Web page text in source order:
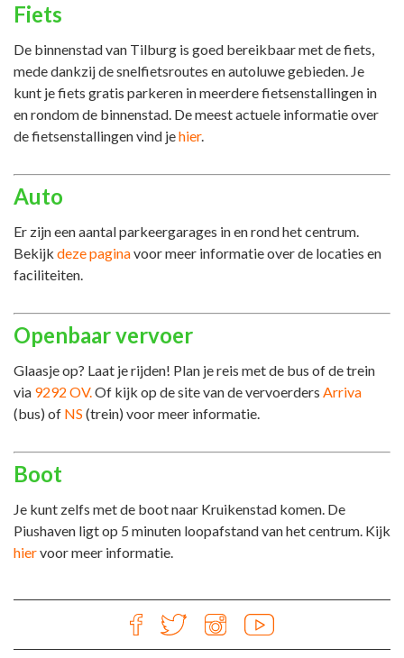
Fiets
De binnenstad van Tilburg is goed bereikbaar met de fiets,
mede dankzij de snelfietsroutes en autoluwe gebieden. Je
kunt je fiets gratis parkeren in meerdere fietsenstallingen in
en rondom de binnenstad. De meest actuele informatie over
de fietsenstallingen vind jehier.
Auto
Er zijn een aantal parkeergarages in en rond het centrum.
Bekijk deze paginavoor meer informatie over de locaties en
faciliteiten.
Openbaar vervoer
Glaasje op? Laat je rijden! Plan je reis met de bus of de trein
via 9292 OV.Of kijk op de site van de vervoerders Arriva
(bus) of NS (trein) voor meer informatie.
Boot
Je kunt zelfs met de boot naar Kruikenstad komen. De
Piushaven ligt op 5 minuten loopafstand van het centrum. Kijk
hiervoor meer informatie.